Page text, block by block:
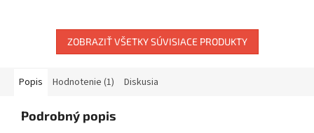
ZOBRAZIŤ VŠETKY SÚVISIACE PRODUKTY
Popis Hodnotenie (1) Diskusia
Podrobný popis